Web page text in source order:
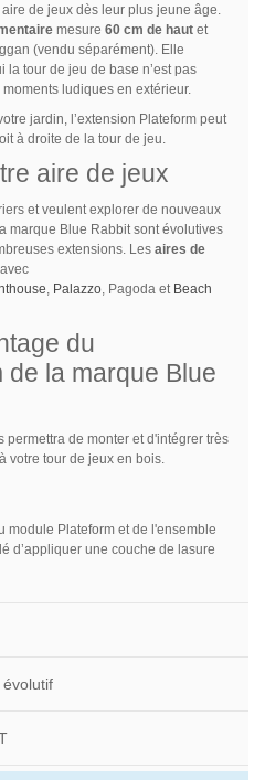
de jeux dès leur plus jeune âge.
mesure 60 cm de hautet
(vendu séparément). Elle
la tour de jeu de base n’est pas
ludiques en extérieur.
jardin, l’extension Plateform peut
à droite de la tour de jeu.
aire de jeux
et veulent explorer de nouveaux
marque Blue Rabbit sont évolutives
extensions. Lesaires de
Palazzo, Pagoda et Beach
du
de la marque Blue
de monter et d'intégrer très
à votre tour de jeux en bois.
module Plateform et de l'ensemble
d’appliquer une couche de lasure